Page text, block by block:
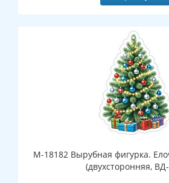
М-18182 Вырубная фигурка.
(двухсторонняя,